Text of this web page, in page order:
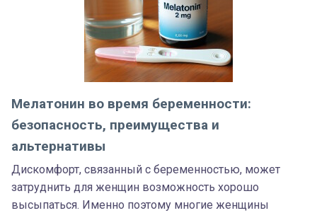
Мелатонин во время беременности:
безопасность, преимущества и
альтернативы
Дискомфорт, связанный с беременностью, может
затруднить для женщин возможность хорошо
высыпаться. Именно поэтому многие женщины